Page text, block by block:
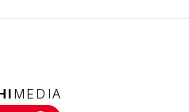
MEDIA